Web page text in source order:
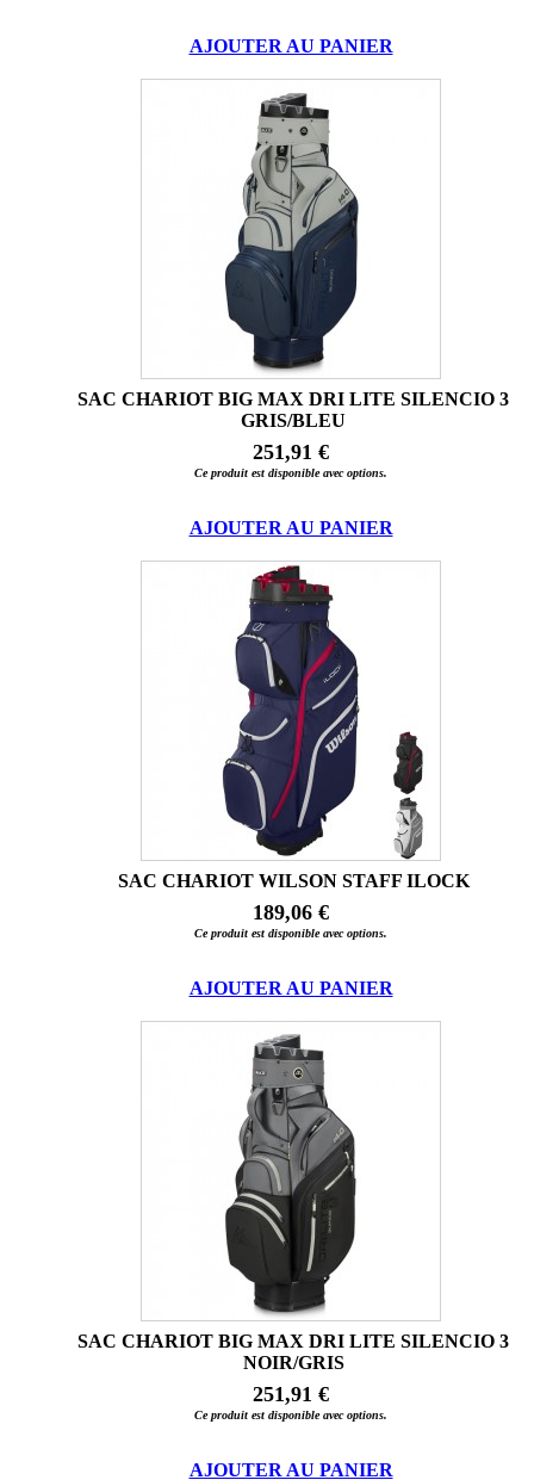
AJOUTER AU PANIER
SAC CHARIOT BIG MAX DRI LITE SILENCIO 3
GRIS/BLEU
251,91 €
Ce produit est disponible avec options.
AJOUTER AU PANIER
SAC CHARIOT WILSON STAFF ILOCK
189,06 €
Ce produit est disponible avec options.
AJOUTER AU PANIER
SAC CHARIOT BIG MAX DRI LITE SILENCIO 3
NOIR/GRIS
251,91 €
Ce produit est disponible avec options.
AJOUTER AU PANIER